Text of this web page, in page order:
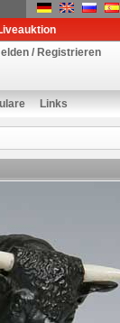
/ Registrieren
Links